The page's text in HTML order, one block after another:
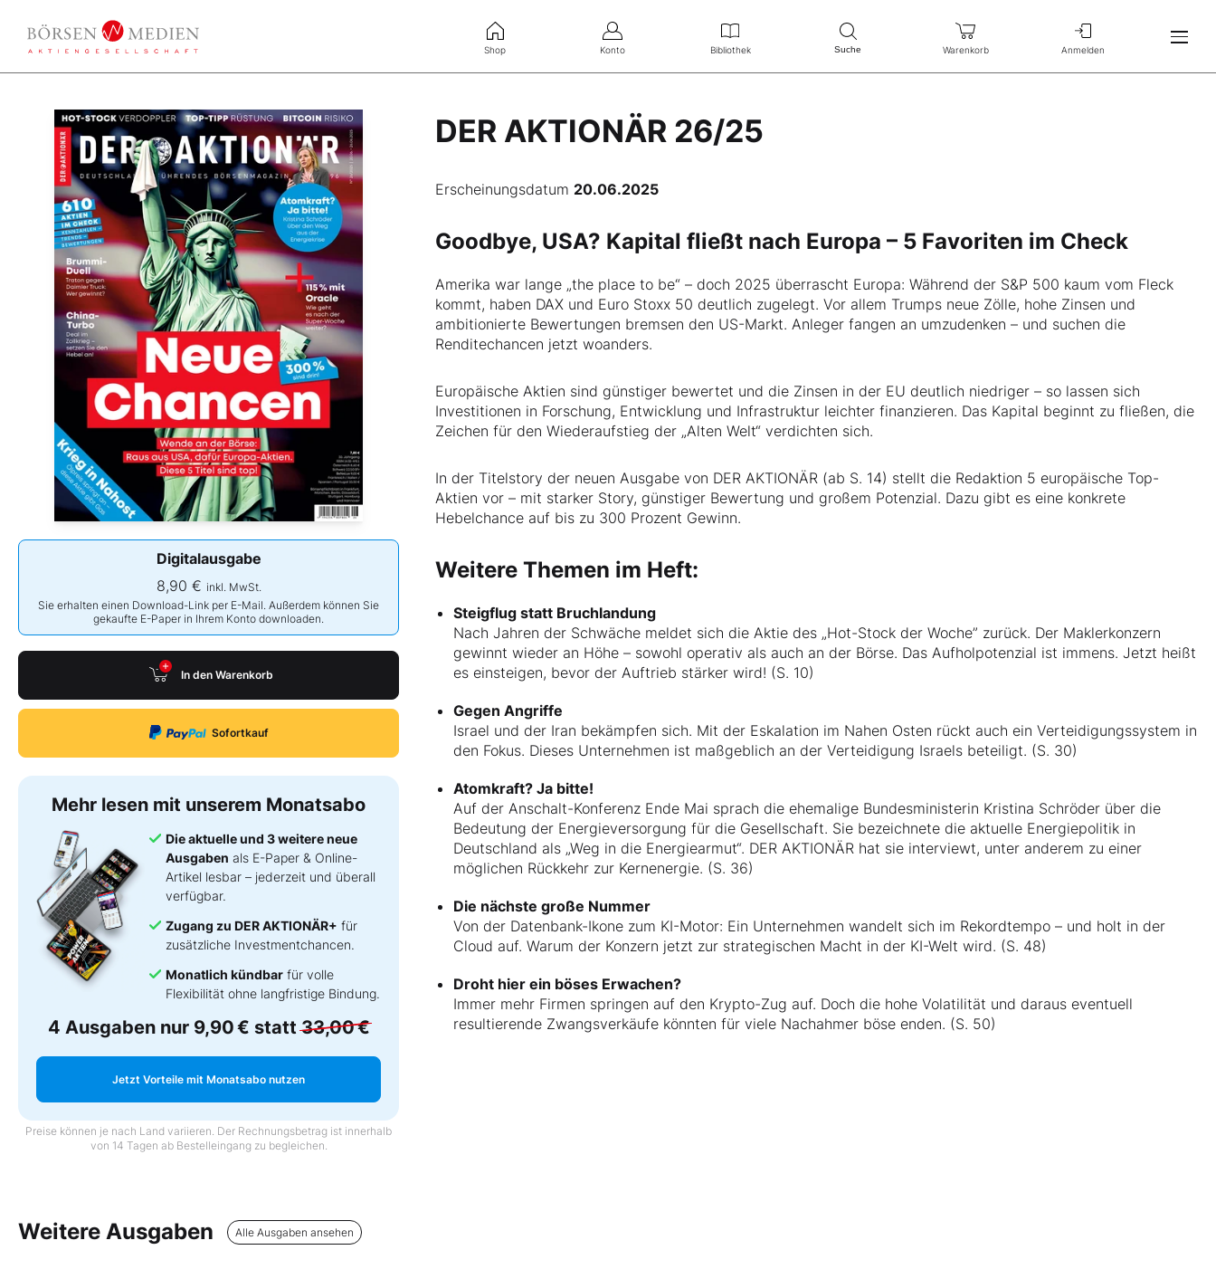
Shop Konto Bibliothek Suche Warenkorb Anmelden
DER AKTIONÄR 26/25
Erscheinungsdatum20.06.2025
Digitalausgabe
8,90 € inkl. MwSt.
Sie erhalten einen Download-Link per E-Mail. Außerdem können Sie
gekaufte E-Paper in Ihrem Konto downloaden.
In den Warenkorb
Sofortkauf
Mehr lesen mit unserem Monatsabo
Die aktuelle und 3 weitere neue
Ausgaben als E-Paper & Online-
Artikel lesbar – jederzeit und überall
verfügbar.
Zugang zu DER AKTIONÄR+ für
zusätzliche Investmentchancen.
Monatlich kündbar für volle
Flexibilität ohne langfristige Bindung.
4 Ausgaben nur 9,90 € statt33,00 €
Jetzt Vorteile mit Monatsabo nutzen
Preise können je nach Land variieren. Der Rechnungsbetrag ist innerhalb
von 14 Tagen ab Bestelleingang zu begleichen.
Goodbye, USA? Kapital fließt nach Europa – 5 Favoriten im Check
Amerika war lange „the place to be“ – doch 2025 überrascht Europa: Während der S&P 500 kaum vom Fleck
kommt, haben DAX und Euro Stoxx 50 deutlich zugelegt. Vor allem Trumps neue Zölle, hohe Zinsen und
ambitionierte Bewertungen bremsen den US-Markt. Anleger fangen an umzudenken – und suchen die
Renditechancen jetzt woanders.
Europäische Aktien sind günstiger bewertet und die Zinsen in der EU deutlich niedriger – so lassen sich
Investitionen in Forschung, Entwicklung und Infrastruktur leichter finanzieren. Das Kapital beginnt zu fließen, die
Zeichen für den Wiederaufstieg der „Alten Welt“ verdichten sich.
In der Titelstory der neuen Ausgabe von DER AKTIONÄR (ab S. 14) stellt die Redaktion 5 europäische Top-
Aktien vor – mit starker Story, günstiger Bewertung und großem Potenzial. Dazu gibt es eine konkrete
Hebelchance auf bis zu 300 Prozent Gewinn.
Weitere Themen im Heft:
Steigflug statt Bruchlandung
Nach Jahren der Schwäche meldet sich die Aktie des „Hot-Stock der Woche” zurück. Der Maklerkonzern
gewinnt wieder an Höhe – sowohl operativ als auch an der Börse. Das Aufholpotenzial ist immens. Jetzt heißt
es einsteigen, bevor der Auftrieb stärker wird! (S. 10)
Gegen Angriffe
Israel und der Iran bekämpfen sich. Mit der Eskalation im Nahen Osten rückt auch ein Verteidigungssystem in
den Fokus. Dieses Unternehmen ist maßgeblich an der Verteidigung Israels beteiligt. (S. 30)
Atomkraft? Ja bitte!
Auf der Anschalt-Konferenz Ende Mai sprach die ehemalige Bundesministerin Kristina Schröder über die
Bedeutung der Energieversorgung für die Gesellschaft. Sie bezeichnete die aktuelle Energiepolitik in
Deutschland als „Weg in die Energiearmut“. DER AKTIONÄR hat sie interviewt, unter anderem zu einer
möglichen Rückkehr zur Kernenergie. (S. 36)
Die nächste große Nummer
Von der Datenbank-Ikone zum KI-Motor: Ein Unternehmen wandelt sich im Rekordtempo – und holt in der
Cloud auf. Warum der Konzern jetzt zur strategischen Macht in der KI-Welt wird. (S. 48)
Droht hier ein böses Erwachen?
Immer mehr Firmen springen auf den Krypto-Zug auf. Doch die hohe Volatilität und daraus eventuell
resultierende Zwangsverkäufe könnten für viele Nachahmer böse enden. (S. 50)
Weitere Ausgaben Alle Ausgaben ansehen